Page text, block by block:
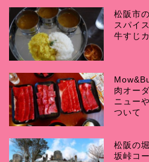
松阪市
スパイ
牛すじ
肉オー
ニュー
ついて
松阪の
坂峠コ